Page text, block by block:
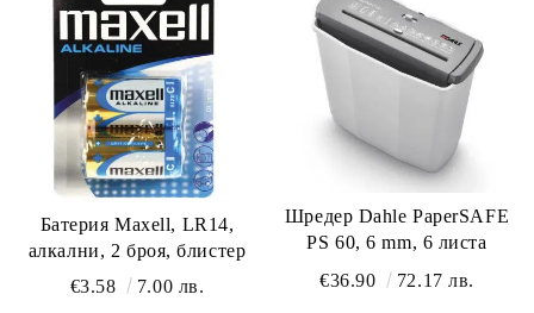
Батерия Maxell, LR14,
алкални, 2 броя, блистер
€3.58
7.00 лв.
Шредер Dahle PaperSAFE
PS 60, 6 mm, 6 листа
€36.90
72.17 лв.